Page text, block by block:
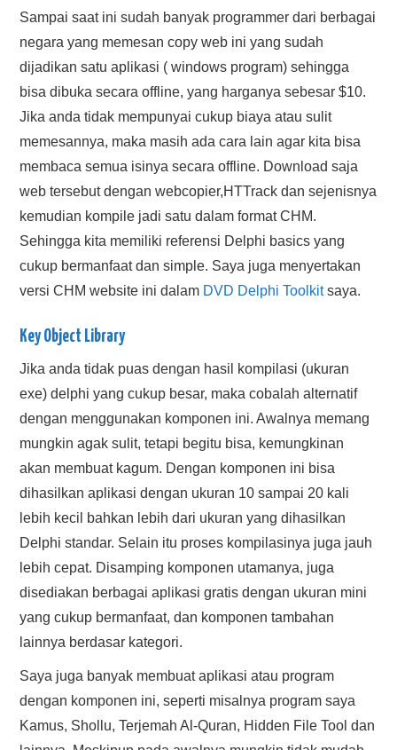
Sampai saat ini sudah banyak programmer dari berbagai
negara yang memesan copy web ini yang sudah
dijadikan satu aplikasi ( windows program) sehingga
bisa dibuka secara offline, yang harganya sebesar $10.
Jika anda tidak mempunyai cukup biaya atau sulit
memesannya, maka masih ada cara lain agar kita bisa
membaca semua isinya secara offline. Download saja
web tersebut dengan webcopier,HTTrack dan sejenisnya
kemudian kompile jadi satu dalam format CHM.
Sehingga kita memiliki referensi Delphi basics yang
cukup bermanfaat dan simple. Saya juga menyertakan
versi CHM website ini dalam DVD Delphi Toolkitsaya.
Key Object Library
Jika anda tidak puas dengan hasil kompilasi (ukuran
exe) delphi yang cukup besar, maka cobalah alternatif
dengan menggunakan komponen ini. Awalnya memang
mungkin agak sulit, tetapi begitu bisa, kemungkinan
akan membuat kagum. Dengan komponen ini bisa
dihasilkan aplikasi dengan ukuran 10 sampai 20 kali
lebih kecil bahkan lebih dari ukuran yang dihasilkan
Delphi standar. Selain itu proses kompilasinya juga jauh
lebih cepat. Disamping komponen utamanya, juga
disediakan berbagai aplikasi gratis dengan ukuran mini
yang cukup bermanfaat, dan komponen tambahan
lainnya berdasar kategori.
Saya juga banyak membuat aplikasi atau program
dengan komponen ini, seperti misalnya program saya
Kamus, Shollu, Terjemah Al-Quran, Hidden File Tool dan